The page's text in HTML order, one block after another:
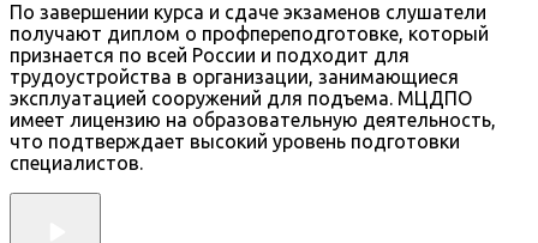
По завершении курса и сдаче экзаменов слушатели
получают диплом о профпереподготовке, который
признается по всей России и подходит для
трудоустройства в организации, занимающиеся
эксплуатацией сооружений для подъема. МЦДПО
имеет лицензию на образовательную деятельность,
что подтверждает высокий уровень подготовки
специалистов.